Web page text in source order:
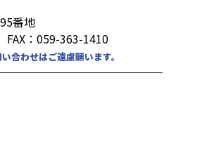
番地
：059-363-1410
合わせはご遠慮願います。